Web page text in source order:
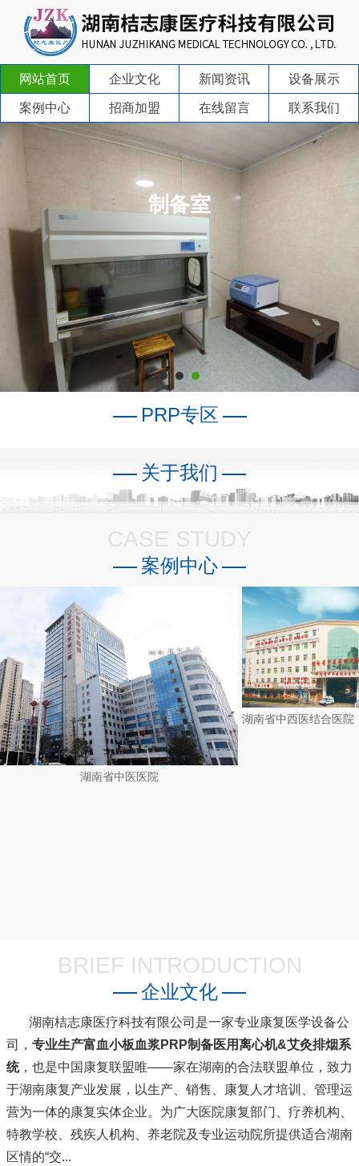
网站首页 企业文化 新闻资讯 设备展示
案例中心 招商加盟 在线留言 联系我们
制备室
PRP专区
关于我们
CASE STUDY
案例中心
湖南省中医医院
BRIEF INTRODUCTION
企业文化
湖南桔志康医疗科技有限公司是一家专业康复医学设备公
司， 专业生产富血小板血浆PRP制备医用离心机&艾灸排烟系
统，也是中国康复联盟唯――家在湖南的合法联盟单位，致力
于湖南康复产业发展，以生产、销售、康复人才培训、管理运
营为一体的康复实体企业。为广大医院康复部门、疗养机构、
特教学校、残疾人机构、养老院及专业运动院所提供适合湖南
区情的“交...